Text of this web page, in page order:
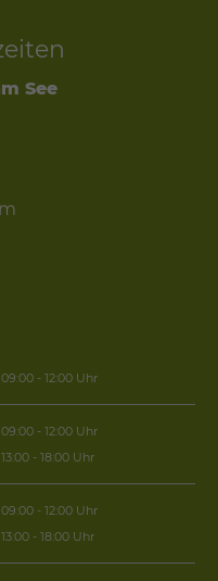
See
09:00 - 12:00 Uhr
09:00 - 12:00 Uhr
13:00 - 18:00 Uhr
09:00 - 12:00 Uhr
13:00 - 18:00 Uhr